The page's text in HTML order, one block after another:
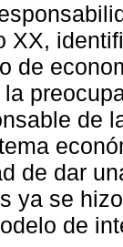
XX,
de
de
de dar
ya se
de